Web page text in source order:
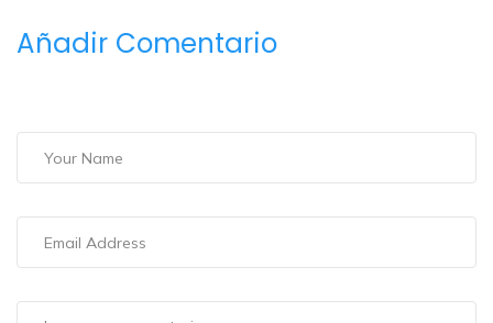
Añadir Comentario